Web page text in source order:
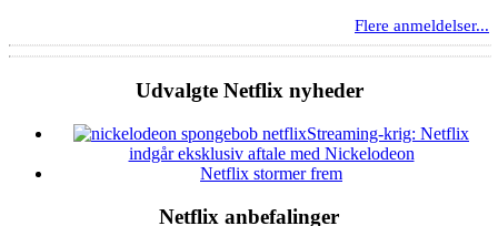
Flere anmeldelser...
Udvalgte Netflix nyheder
Streaming-krig: Netflix
indgår eksklusiv aftale med Nickelodeon
Netflix stormer frem
Netflix anbefalinger